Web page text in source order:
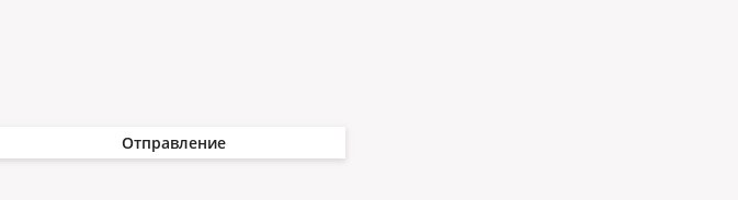
Отправление